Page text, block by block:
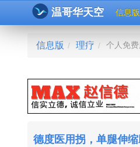
温哥华天空 信息版
信息版 / 理疗 / 个人免
德度医用拐，单腿伸